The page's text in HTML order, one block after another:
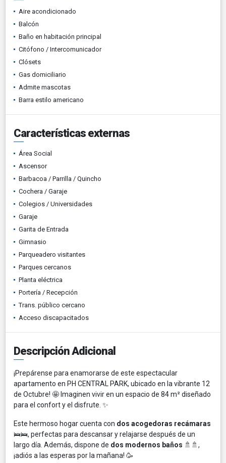
Aire acondicionado
Balcón
Baño en habitación principal
Citófono / Intercomunicador
Clósets
Gas domiciliario
Admite mascotas
Barra estilo americano
Características externas
Área Social
Ascensor
Barbacoa / Parrilla / Quincho
Cochera / Garaje
Colegios / Universidades
Garaje
Garita de Entrada
Gimnasio
Parqueadero visitantes
Parques cercanos
Planta eléctrica
Portería / Recepción
Trans. público cercano
Acceso discapacitados
Descripción Adicional
¡Prepárense para enamorarse de este espectacular
apartamento en PH CENTRAL PARK, ubicado en la vibrante 12
de Octubre! 🤩 Imaginen vivir en un espacio de 84 m² diseñado
para el confort y el disfrute. ✨
Este hermoso hogar cuenta con dos acogedoras recámaras
🛌🛌, perfectas para descansar y relajarse después de un
largo día. Además, dispone de dos modernos baños 🚿🚿,
¡adiós a las esperas por la mañana! 🥳